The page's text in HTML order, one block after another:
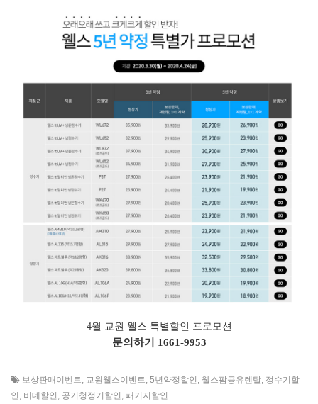
4월 교원 웰스 특별할인 프로모션
문의하기 1661-9953
보상판매이벤트, 교원웰스이벤트, 5년약정할인 , 웰스팜공유렌탈, 정수기할
인 , 비데할인 , 공기청정기할인 , 패키지할인